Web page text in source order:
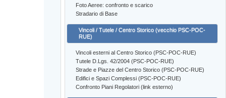
Foto Aeree: confronto e scarico
Stradario di Base
Vincoli / Tutele / Centro Storico (vecchio PSC-POC-
RUE)
Vincoli esterni al Centro Storico (PSC-POC-RUE)
Tutele D.Lgs. 42/2004 (PSC-POC-RUE)
Strade e Piazze del Centro Storico (PSC-POC-RUE)
Edifici e Spazi Complessi (PSC-POC-RUE)
Confronto Piani Regolatori (link esterno)